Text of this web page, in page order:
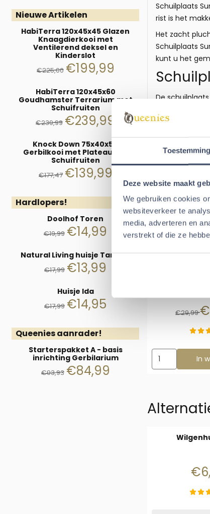
Toestemming
Deze website maakt
We gebruiken cookies
websiteverkeer te
media, adverteren en
verstrekt of die ze
Nieuwe Artikelen
HabiTerra 120x45x45 Glazen
Knaagdierkooi met
Ventilerend deksel en
Kinderslot
€225,00 €199,99
HabiTerra 120x45x60
Goudhamster Terrarium met
Schuifruiten
€239,99 €239,99
Knock Down 75x40x50
Gerbilkooi met Plateaus en
Schuifruiten
€177,47 €139,99
Hardlopers!
Doolhof Toren
€19,99 €14,99
Natural Living huisje Tammo
€17,99 €13,99
Huisje Ida
€17,99 €14,95
Queenies aanrader!
Starterspakket A - basis
inrichting Gerbilarium
€93,93 €84,99
Schuilplaats
rist is het
Het zacht
Schuilplaats
kunt u het
De
Knaagdieren
maar geeft
dieren op
onderzoeken.
Afmetingen:
Materiaal:
Geschikt voor:
€29,99
Aantal kiezen
In